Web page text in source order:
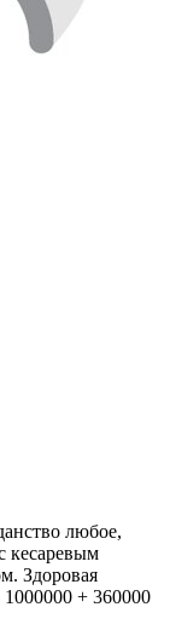
любое,
кесаревым
Здоровая
+ 360000